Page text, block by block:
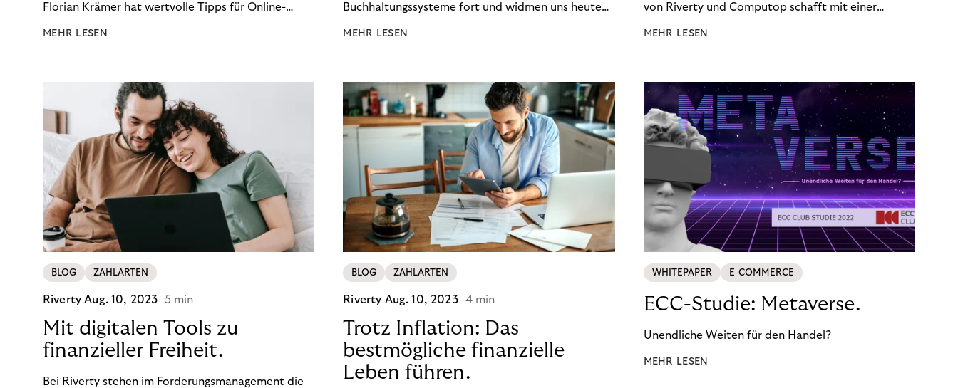
Florian Krämer hat wertvolle Tipps für Online-
möchten.
MEHR LESEN
Buchhaltungssysteme fort und widmen uns heute
im D2C-Bereich.
MEHR LESEN
von Riverty und Computop schafft mit einer
Zahlungsabwicklung echte Mehrwerte für Händler.
MEHR LESEN
BLOG ZAHLARTEN
RivertyAug. 10, 2023 5 min
Mit digitalen Tools zu
finanzieller Freiheit.
Bei Riverty stehen im Forderungsmanagement die
BLOG ZAHLARTEN
Riverty Aug. 10, 2023 4 min
Trotz Inflation: Das
bestmögliche finanzielle
Leben führen.
WHITEPAPER E-COMMERCE
ECC-Studie: Metaverse.
Unendliche Weiten für den Handel?
MEHR LESEN